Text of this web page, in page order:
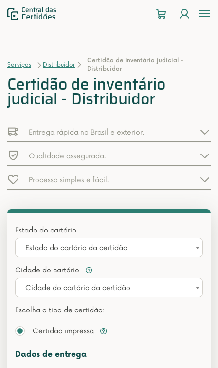
Serviços Distribuidor
Certidão de inventário judicial -
Distribuidor
Certidão de inventário
judicial - Distribuidor
Entrega rápida no Brasil e exterior.
Qualidade assegurada.
Processo simples e fácil.
Estado do cartório
Estado do cartório da certidão
Cidade do cartório
Cidade do cartório da certidão
Escolha o tipo de certidão:
Certidão impressa
Dados de entrega